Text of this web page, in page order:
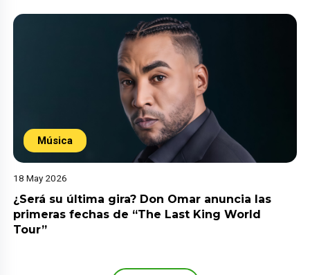
Música
18 May 2026
¿Será su última gira? Don Omar anuncia las
primeras fechas de “The Last King World
Tour”